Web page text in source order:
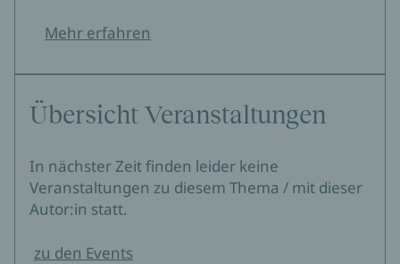
Mehr erfahren
Übersicht Veranstaltungen
In nächster Zeit finden leider keine
Veranstaltungen zu diesem Thema / mit dieser
Autor:in statt.
zu den Events